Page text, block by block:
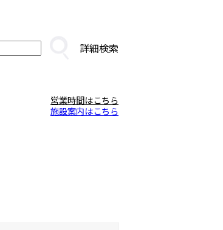
詳細検索
営業時間はこちら
施設案内はこちら